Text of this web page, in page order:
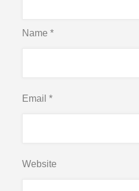
Name*
Email*
Website